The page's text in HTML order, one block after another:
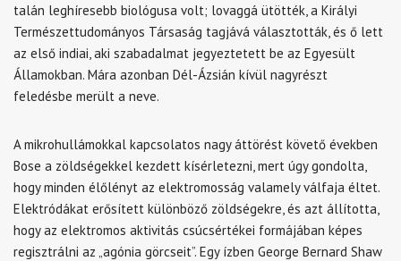
talán leghíresebb biológusa volt; lovaggá ütötték, a Királyi
Természettudományos Társaság tagjává választották, és ő lett
az első indiai, aki szabadalmat jegyeztetett be az Egyesült
Államokban. Mára azonban Dél-Ázsián kívül nagyrészt
feledésbe merült a neve.
A mikrohullámokkal kapcsolatos nagy áttörést követő években
Bose a zöldségekkel kezdett kísérletezni, mert úgy gondolta,
hogy minden élőlényt az elektromosság valamely válfaja éltet.
Elektródákat erősített különböző zöldségekre, és azt állította,
hogy az elektromos aktivitás csúcsértékei formájában képes
regisztrálni az „agónia görcseit”. Egy ízben George Bernard Shaw